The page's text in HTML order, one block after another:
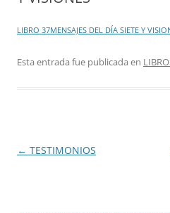
LIBRO 37MENSAJES DEL DÍA SIETE Y
Esta entrada fue publicada en
Navegación
← TESTIMONIOS